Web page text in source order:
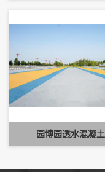
园博园透水混凝土